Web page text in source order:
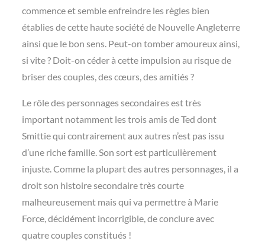
commence et semble enfreindre les règles bien
établies de cette haute société de Nouvelle Angleterre
ainsi que le bon sens. Peut-on tomber amoureux ainsi,
si vite ? Doit-on céder à cette impulsion au risque de
briser des couples, des cœurs, des amitiés ?
Le rôle des personnages secondaires est très
important notamment les trois amis de Ted dont
Smittie qui contrairement aux autres n’est pas issu
d’une riche famille. Son sort est particulièrement
injuste. Comme la plupart des autres personnages, il a
droit son histoire secondaire très courte
malheureusement mais qui va permettre à Marie
Force, décidément incorrigible, de conclure avec
quatre couples constitués !